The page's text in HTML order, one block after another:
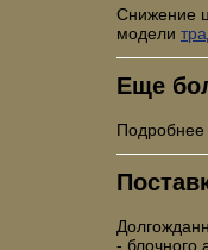
Снижение
модели
Еще
- блочного